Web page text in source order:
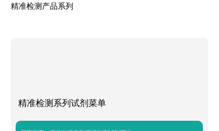
精准检测产品系列
精准检测系列试剂菜单